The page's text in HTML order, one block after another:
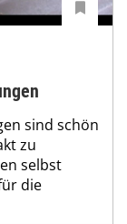
sind schön
zu
selbst
die